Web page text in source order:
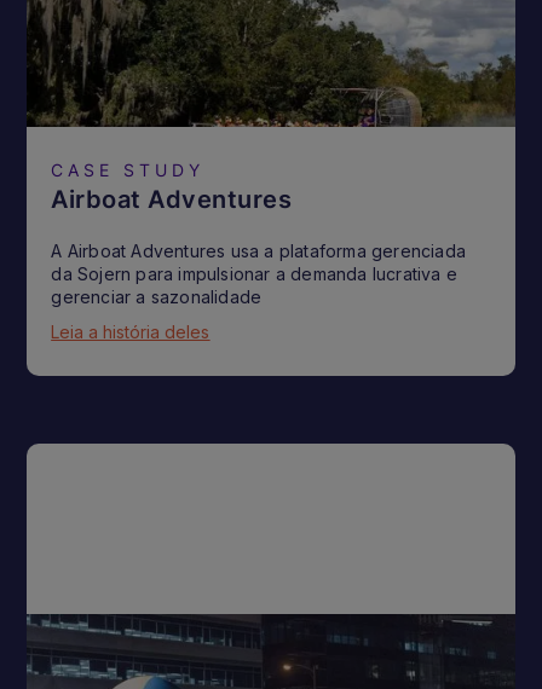
CASE STUDY
Airboat Adventures
A Airboat Adventures usa a plataforma gerenciada
da Sojern para impulsionar a demanda lucrativa e
gerenciar a sazonalidade
Leia a história deles